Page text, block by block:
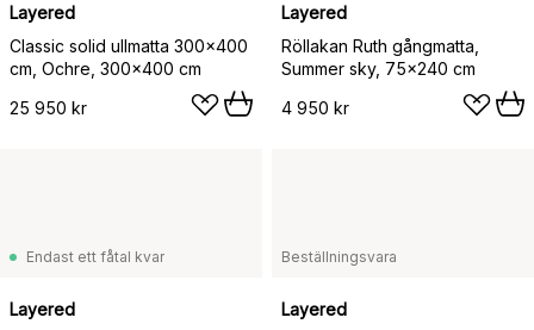
Layered
Classic solid ullmatta 300x400
cm, Ochre, 300x400 cm
25 950 kr
Layered
Röllakan Ruth gångmatta,
Summer sky, 75x240 cm
4 950 kr
Endast ett fåtal kvar
Layered
Beställningsvara
Layered